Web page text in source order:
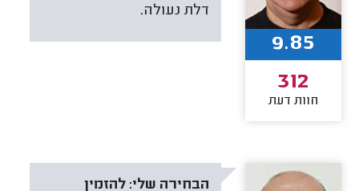
דלת נעולה.
9.85
312
חוות דעת
הבחירה שלי: להזמין